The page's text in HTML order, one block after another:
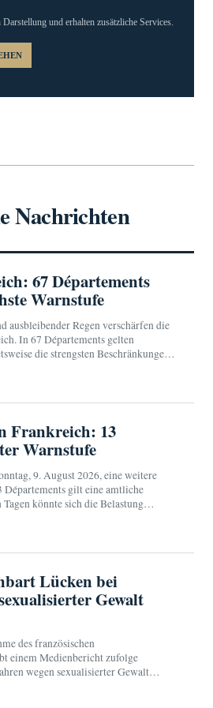
und erhalten zusätzliche Services.
Nachrichten
67 Départements
Warnstufe
ausbleibender Regen verschärfen die
In 67 Départements gelten
die strengsten Beschränkungen
Frankreich: 13
Warnstufe
9. August 2026, eine weitere
Départements gilt eine amtliche
könnte sich die Belastung
Lücken bei
Gewalt
des französischen
einem Medienbericht zufolge
wegen sexualisierter Gewalt